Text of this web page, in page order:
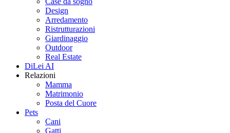
Design
Arredamento
Ristrutturazioni
Giardinaggio
Outdoor
Real Estate
DiLei AI
Relazioni
Mamma
Matrimonio
Posta del Cuore
Pets
Cani
Gatti